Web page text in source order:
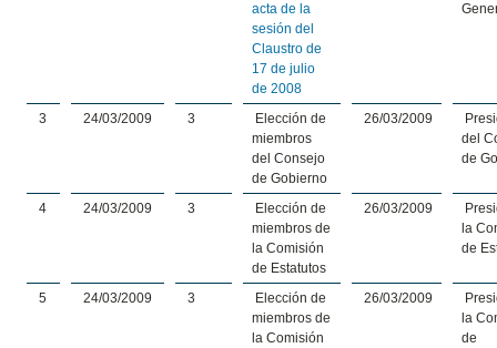
acta de la
sesión del
Claustro de
17 de julio
de 2008
3 24/03/2009 3
Elección de
miembros
del Consejo
de Gobierno
26/03/2009
del
de
4 24/03/2009 3
Elección de
miembros de
la Comisión
de Estatutos
26/03/2009
la
de
5 24/03/2009 3
Elección de
miembros de
la Comisión
26/03/2009
la
de